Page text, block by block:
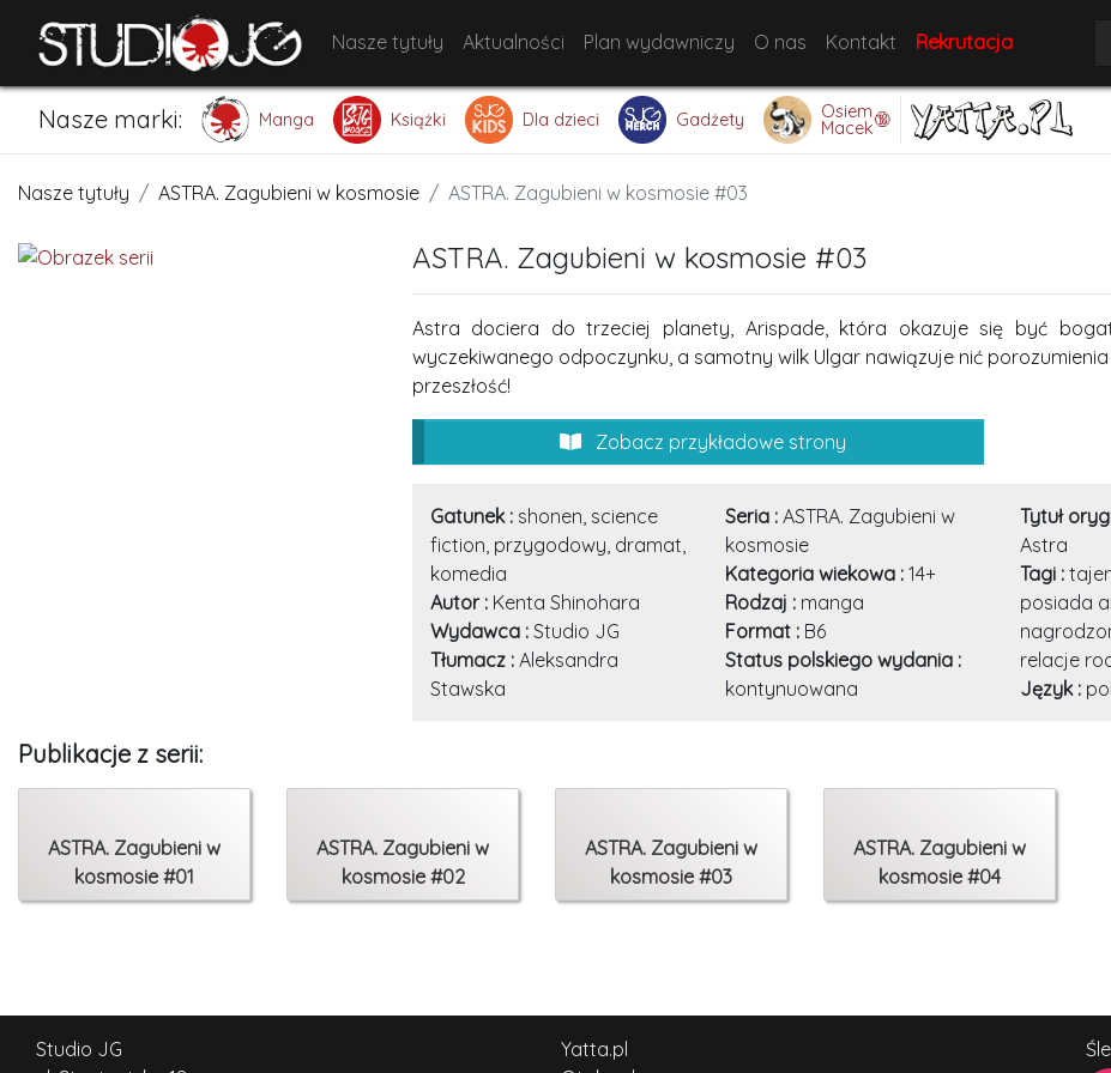
Nasze tytuły Aktualności Plan wydawniczy O nas Kontakt Rekrutacja
Nasze marki: Manga Książki Dla dzieci Gadżety Osiem
Macek🔞
Nasze tytuły ASTRA. Zagubieni w kosmosie ASTRA. Zagubieni w kosmosie #03
ASTRA. Zagubieni w kosmosie #03
Astra dociera do trzeciej planety, Arispade, która okazuje się być
wyczekiwanego odpoczynku, a samotny wilk Ulgar nawiązuje nić
przeszłość!
Zobacz przykładowe strony
Gatunek : shonen, science
fiction, przygodowy, dramat,
komedia
Autor : Kenta Shinohara
Wydawca : Studio JG
Tłumacz : Aleksandra
Stawska
Seria : ASTRA. Zagubieni w
kosmosie
Kategoria wiekowa : 14+
Rodzaj : manga
Format : B6
Status polskiego wydania :
kontynuowana
Tytuł
Astra
Tagi :
posiada
relacje
Język :
Publikacje z serii:
ASTRA. Zagubieni w
kosmosie #01
ASTRA. Zagubieni w
kosmosie #02
ASTRA. Zagubieni w
kosmosie #03
ASTRA. Zagubieni w
kosmosie #04
Studio JG
Yatta.pl